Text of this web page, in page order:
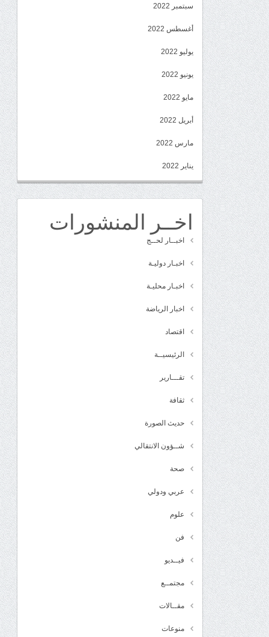
سبتمبر 2022
أغسطس 2022
يوليو 2022
يونيو 2022
مايو 2022
أبريل 2022
مارس 2022
يناير 2022
اخــر المنشورات
اخبــار لحــج
اخبـار دوليـة
اخبـار محليـة
اخبار الرياضة
اقتصاد
الرئيسيــة
تقـــارير
ثقافة
حديث الصورة
شــؤون الانتقالي
صحة
عربي ودولي
علوم
فن
فيــديو
مجتمــع
مقــالات
منوعات